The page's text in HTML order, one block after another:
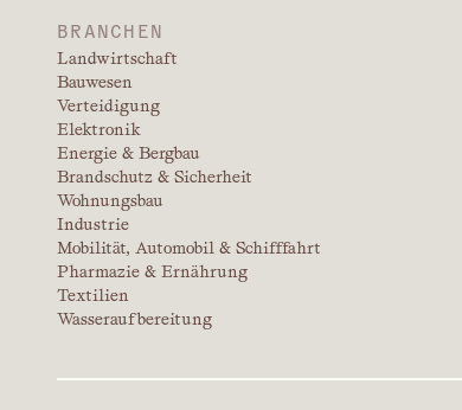
BRANCHEN
Landwirtschaft
Bauwesen
Verteidigung
Elektronik
Energie & Bergbau
Brandschutz & Sicherheit
Wohnungsbau
Industrie
Mobilität, Automobil & Schifffahrt
Pharmazie & Ernährung
Textilien
Wasseraufbereitung